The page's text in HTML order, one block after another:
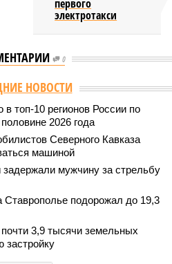
первого
электротакси
0
после ливней 18 сёл остаются без
сёл остаются без
земли
остаются без транспортного сообщения
и дорожного хозяйства Республики